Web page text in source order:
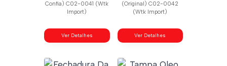
Confia) C02-0041 (Wtk
Import)
Ver Detalhes
(Original) C02-0042
(Wtk Import)
Ver Detalhes